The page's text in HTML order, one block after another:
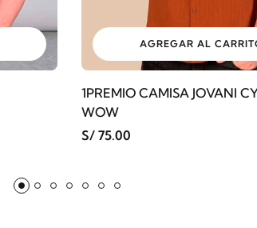
AGREGAR AL
1PREMIO CAMISA JOVANI
WOW
S/ 75.00